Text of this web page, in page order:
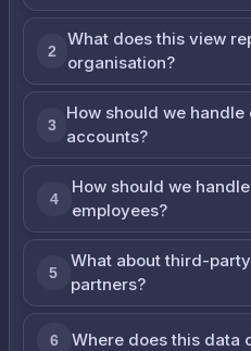
2
What does this view
organisation?
3
How should we
accounts?
4
How should we
employees?
5
What about third-
partners?
6 Where does this data